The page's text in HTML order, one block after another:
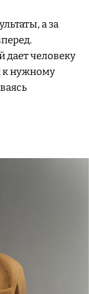
а за
дает человеку
к нужному